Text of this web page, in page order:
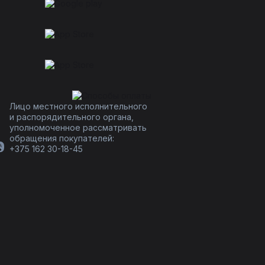
Лицо местного исполнительного
и распорядительного органа,
уполномоченное рассматривать
обращения покупателей:
+375 162 30-18-45